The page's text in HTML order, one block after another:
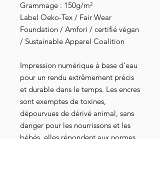
Grammage : 150g/m²
Label Oeko-Tex / Fair Wear
Foundation / Amfori / certifié végan
/ Sustainable Apparel Coalition
Impression numérique à base d'eau
pour un rendu extrêmement précis
et durable dans le temps. Les encres
sont exemptes de toxines,
dépourvues de dérivé animal, sans
danger pour les nourrissons et les
bébés, elles répondent aux normes